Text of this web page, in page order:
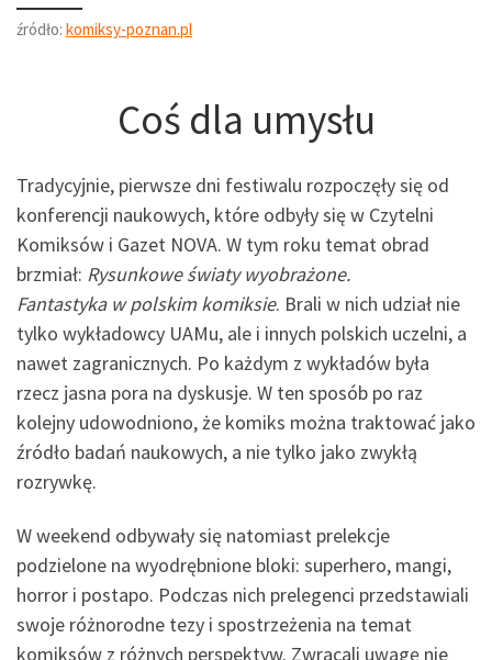
źródło: komiksy-poznan.pl
Coś dla umysłu
Tradycyjnie, pierwsze dni festiwalu rozpoczęły się od
konferencji naukowych, które odbyły się w Czytelni
Komiksów i Gazet NOVA. W tym roku temat obrad
brzmiał: Rysunkowe światy wyobrażone.
Fantastyka w polskim komiksie. Brali w nich udział nie
tylko wykładowcy UAMu, ale i innych polskich uczelni, a
nawet zagranicznych. Po każdym z wykładów była
rzecz jasna pora na dyskusje. W ten sposób po raz
kolejny udowodniono, że komiks można traktować jako
źródło badań naukowych, a nie tylko jako zwykłą
rozrywkę.
W weekend odbywały się natomiast prelekcje
podzielone na wyodrębnione bloki: superhero, mangi,
horror i postapo. Podczas nich prelegenci przedstawiali
swoje różnorodne tezy i spostrzeżenia na temat
komiksów z różnych perspektyw. Zwracali uwagę nie